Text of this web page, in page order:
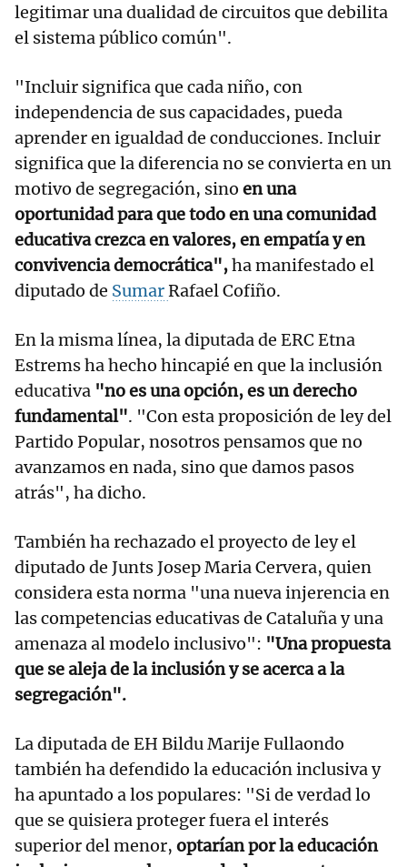
legitimar una dualidad de circuitos que debilita
el sistema público común".
"Incluir significa que cada niño, con
independencia de sus capacidades, pueda
aprender en igualdad de conducciones. Incluir
significa que la diferencia no se convierta en un
motivo de segregación, sino en una
oportunidad para que todo en una comunidad
educativa crezca en valores, en empatía y en
convivencia democrática",ha manifestado el
diputado de SumarRafael Cofiño.
En la misma línea, la diputada de ERC Etna
Estrems ha hecho hincapié en que la inclusión
educativa "no es una opción, es un derecho
fundamental". "Con esta proposición de ley del
Partido Popular, nosotros pensamos que no
avanzamos en nada, sino que damos pasos
atrás", ha dicho.
También ha rechazado el proyecto de ley el
diputado de Junts Josep Maria Cervera, quien
considera esta norma "una nueva injerencia en
las competencias educativas de Cataluña y una
amenaza al modelo inclusivo": "Una propuesta
que se aleja de la inclusión y se acerca a la
segregación".
La diputada de EH Bildu Marije Fullaondo
también ha defendido la educación inclusiva y
ha apuntado a los populares: "Si de verdad lo
que se quisiera proteger fuera el interés
superior del menor, optarían por la educación